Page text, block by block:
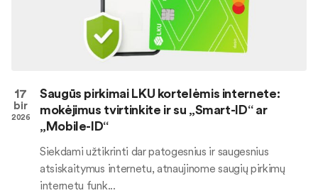
17
bir
2026
Saugūs pirkimai LKU kortelėmis internete:
mokėjimus tvirtinkite ir su „Smart-ID“ ar
„Mobile-ID“
Siekdami užtikrinti dar patogesnius ir saugesnius
atsiskaitymus internetu, atnaujinome saugių pirkimų
internetu funk...